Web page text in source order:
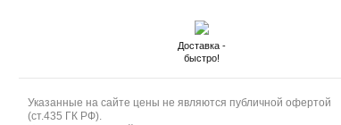
Доставка -
быстро!
Указанные на сайте цены не являются публичной офертой
(ст.435 ГК РФ).